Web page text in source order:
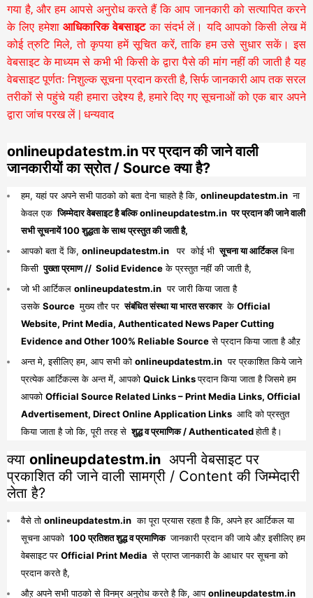
गया है, और हम आपसे अनुरोध करते हैं कि आप जानकारी को सत्यापित करने
के लिए हमेशा आधिकारिक वेबसाइटका संदर्भ लें। यदि आपको किसी लेख में
कोई त्रुटि मिले, तो कृपया हमें सूचित करें, ताकि हम उसे सुधार सकें। इस
वेबसाइट के माध्यम से कभी भी किसी के द्वारा पैसे की मांग नहीं की जाती है यह
वेबसाइट पूर्णतः निशुल्क सूचना प्रदान करती है,सिर्फ जानकारी आप तक सरल
तरीकों से पहुंचे यही हमारा उद्देश्य है, हमारे दिए गए सूचनाओं को एक बार अपने
द्वारा जांच परख लें | धन्यवाद
onlineupdatestm.in पर प्रदान की जाने वाली
जानकारीयों का स्रोत / Source क्या है?
हम, यहां पर अपने सभी पाठको को बता देना चाहते है कि, onlineupdatestm.in ना
केवल एक जिम्मेदार वेबसाइट है बल्कि onlineupdatestm.in पर प्रदान की जाने वाली
सभी सूचनायें 100 शुद्धता के साथ प्रस्तुत की जाती है,
आपको बता दें कि, onlineupdatestm.in पर कोई भी सूचना या आर्टिकलबिना
किसी पुख्ता प्रमाण // Solid Evidenceके प्रस्तुत नहीं की जाती है,
जो भी आर्टिकल onlineupdatestm.in पर जारी किया जाता है
उसके Source मुख्य तौर पर संबंधित संस्था या भारत सरकार के Official
Website, Print Media, Authenticated News Paper Cutting
Evidence and Other 100% Reliable Sourceसे प्रदान किया जाता है औऱ
अन्त मे, इसीलिए हम, आप सभी को onlineupdatestm.in पर प्रकाशित किये जाने
प्रत्येक आर्टिकल्स के अन्त में, आपको Quick Linksप्रदान किया जाता है जिसमे हम
आपको Official Source Related Links – Print Media Links, Official
Advertisement, Direct Online Application Links आदि को प्रस्तुत
किया जाता है जो कि, पूरी तरह से शुद्ध व प्रमाणिक / Authenticatedहोती है।
क्या onlineupdatestm.in अपनी वेबसाइट पर
प्रकाशित की जाने वाली सामग्री / Content की जिम्मेदारी
लेता है?
वैसे तो onlineupdatestm.in का पूरा प्रयास रहता है कि, अपने हर आर्टिकल या
सूचना आपको 100 प्रतिशत शुद्ध व प्रमाणिक जानकारी प्रदान की जाये औऱ इसीलिए हम
वेबसाइट पर Official Print Media से प्राप्त जानकारी के आधार पर सूचना को
प्रदान करते है,
औऱ अपने सभी पाठको से विनम्र अनुरोध करते है कि, आपonlineupdatestm.in